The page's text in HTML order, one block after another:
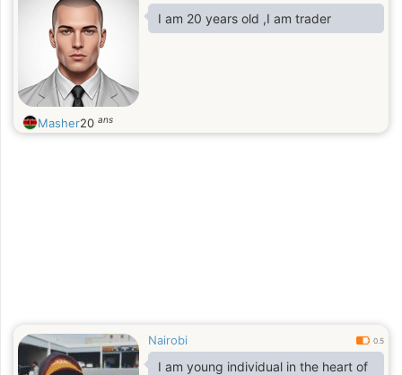
I am 20 years old ,I am trader
Masher20 ans
Nairobi 0.5
I am young individual in the heart of